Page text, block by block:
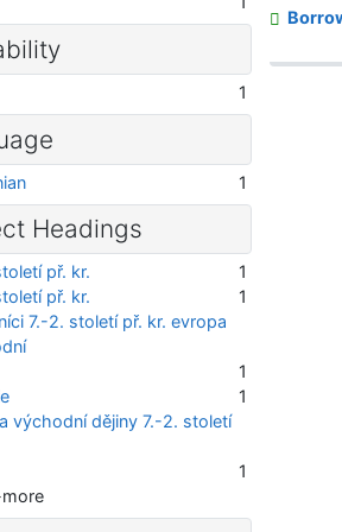
1
1
Headings
př. kr.
1
př. kr.
1
7.-2. století př. kr. evropa
1
1
východní dějiny 7.-2. století
1